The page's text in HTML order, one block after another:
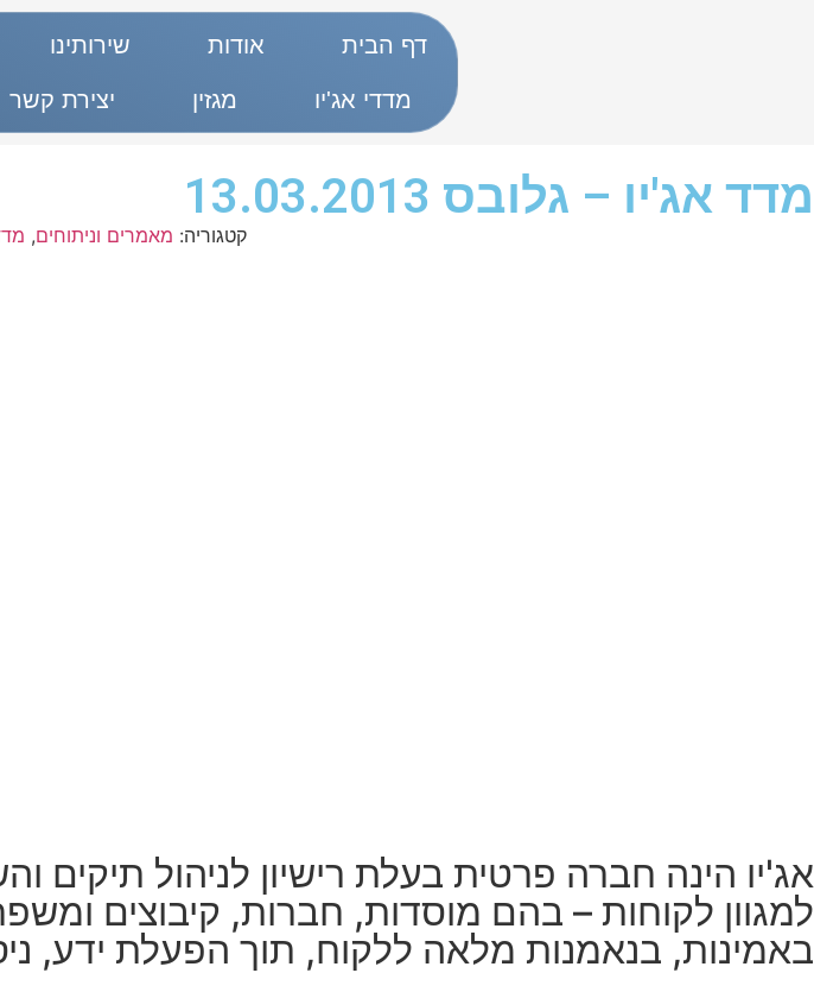
דף הבית אודות שירותינו
מדדי אג'יו מגזין יצירת קשר
מדד אג'יו – גלובס 13.03.2013
קטגוריה: מאמרים וניתוחים,
למגוון לקוחות – בהם מוסדות, חברות, קיבוצים
באמינות, בנאמנות מלאה ללקוח, תוך הפעלת ידע,